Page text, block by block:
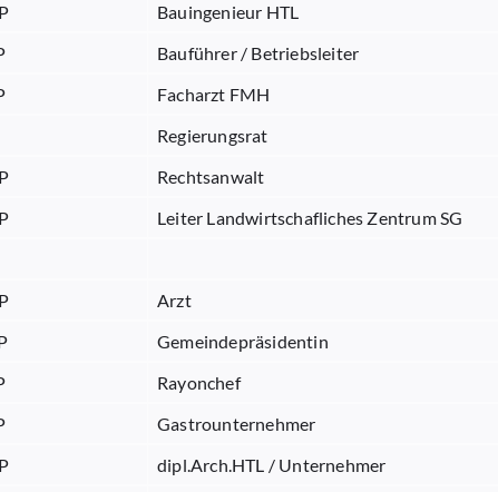
Bauingenieur HTL
Bauführer / Betriebsleiter
Facharzt FMH
Regierungsrat
Rechtsanwalt
Leiter Landwirtschafliches Zentrum SG
Arzt
Gemeindepräsidentin
Rayonchef
Gastrounternehmer
dipl.Arch.HTL / Unternehmer